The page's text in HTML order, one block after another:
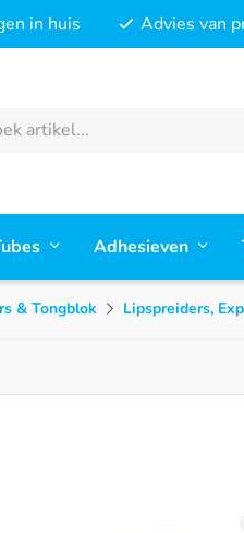
in huis Advies van
Adhesieven
& Tongblok Lipspreiders,